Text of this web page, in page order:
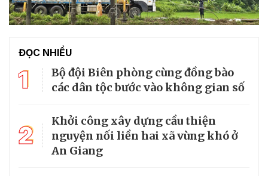
ĐỌC NHIỀU
1
Bộ đội Biên phòng cùng đồng bào
các dân tộc bước vào không gian số
2
Khởi công xây dựng cầu thiện
nguyện nối liền hai xã vùng khó ở
An Giang